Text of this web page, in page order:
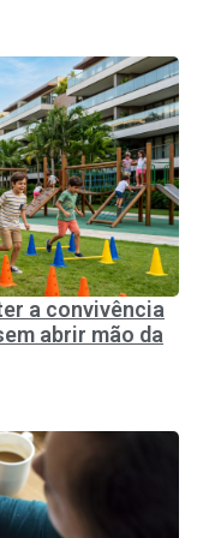
a convivência
abrir mão da